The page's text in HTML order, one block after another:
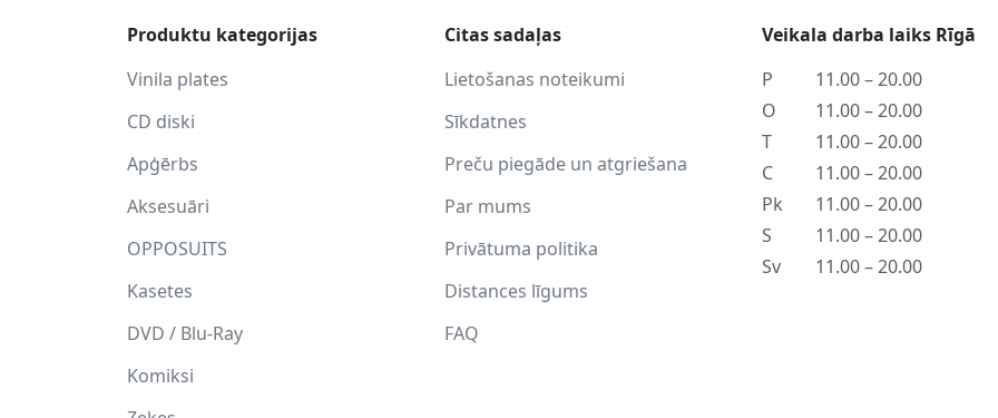
Produktu kategorijas
Vinila plates
CD diski
Apģērbs
Aksesuāri
OPPOSUITS
Kasetes
DVD / Blu-Ray
Komiksi
Citas sadaļas
Lietošanas noteikumi
Sīkdatnes
Preču piegāde un atgriešana
Par mums
Privātuma politika
Distances līgums
FAQ
Veikala darba laiks Rīgā
P
11.00 – 20.00
O
11.00 – 20.00
T
11.00 – 20.00
C
11.00 – 20.00
Pk
11.00 – 20.00
S
11.00 – 20.00
Sv
11.00 – 20.00